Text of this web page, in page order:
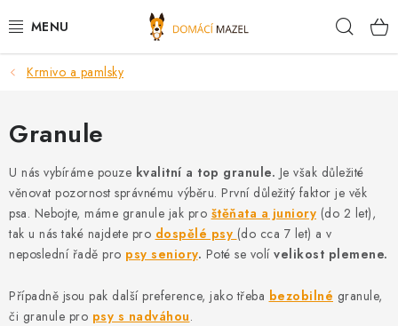
na
DOPORUČUJEME
VÝPRODEJ SKLADU
PSI
KOČKY
KONĚ
PRO CHOVATELE
Krmivo a pamlsky
Granule
U nás vybíráme pouze kvalitní a top granule. Je však důležité
věnovat pozornost správnému výběru. První důležitý faktor je věk
psa. Nebojte, máme granule jak pro štěňata a juniory (do 2 let),
tak u nás také najdete pro dospělé psy (do cca 7 let) a v
neposlední řadě pro psy seniory. Poté se volí velikost plemene.
Případně jsou pak další preference, jako třeba bezobilné granule,
či granule pro psy s nadváhou.